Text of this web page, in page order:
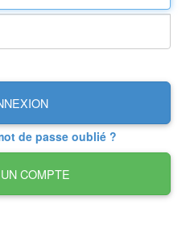
de passe oublié ?
COMPTE